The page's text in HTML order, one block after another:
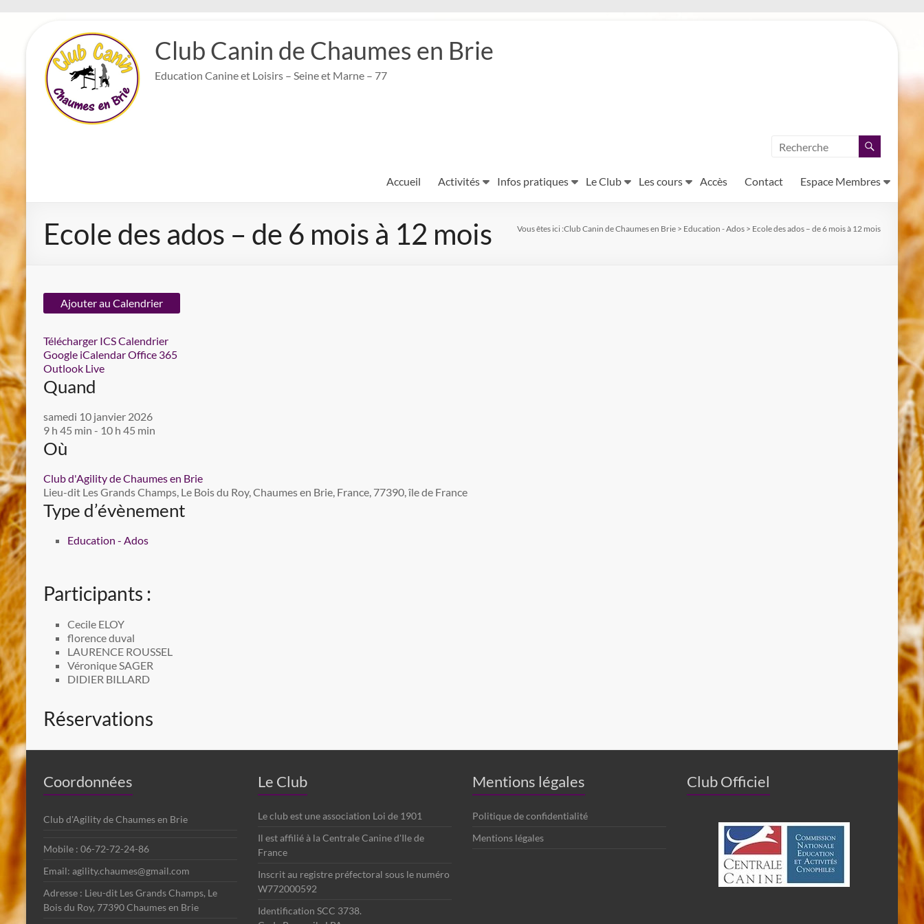
contenu
Club Canin de Chaumes en Brie
Education Canine et Loisirs – Seine et Marne – 77
Accueil Activités Infos pratiques Le Club Les cours Accès Contact Espace Membres
Ecole des ados – de 6 mois à 12 mois Vous êtes ici :Club Canin de Chaumes en Brie > Education - Ados > Ecole des ados – de 6 mois à 12 mois
Ajouter au Calendrier
Télécharger ICSCalendrier
Google iCalendarOffice 365
Outlook Live
Quand
samedi 10 janvier 2026
9 h 45 min - 10 h 45 min
Où
Club d'Agility de Chaumes en Brie
Lieu-dit Les Grands Champs, Le Bois du Roy, Chaumes en Brie, France, 77390, île de France
Type d’évènement
Education - Ados
Participants :
Cecile ELOY
florence duval
LAURENCE ROUSSEL
Véronique SAGER
DIDIER BILLARD
Réservations
Coordonnées
Club d'Agility de Chaumes en Brie
Mobile : 06-72-72-24-86
Email: agility.chaumes@gmail.com
Adresse : Lieu-dit Les Grands Champs, Le
Bois du Roy, 77390 Chaumes en Brie
Le Club
Le club est une association Loi de 1901
Il est affilié à la Centrale Canine d'Ile de
France
Inscrit au registre préfectoral sous le numéro
W772000592
Identification SCC 3738.
Mentions légales
Politique de confidentialité
Mentions légales
Club Officiel